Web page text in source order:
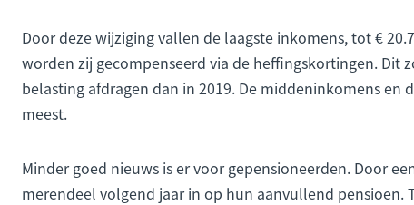
Door deze wijziging vallen de laagste inkomens, tot €
worden zij gecompenseerd via de heffingskortingen. Dit
belasting afdragen dan in 2019. De middeninkomens
meest.
Minder goed nieuws is er voor gepensioneerden. Door
merendeel volgend jaar in op hun aanvullend